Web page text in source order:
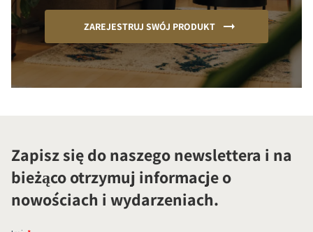
ZAREJESTRUJ SWÓJ PRODUKT
Zapisz się do naszego newslettera i na
bieżąco otrzymuj informacje o
nowościach i wydarzeniach.